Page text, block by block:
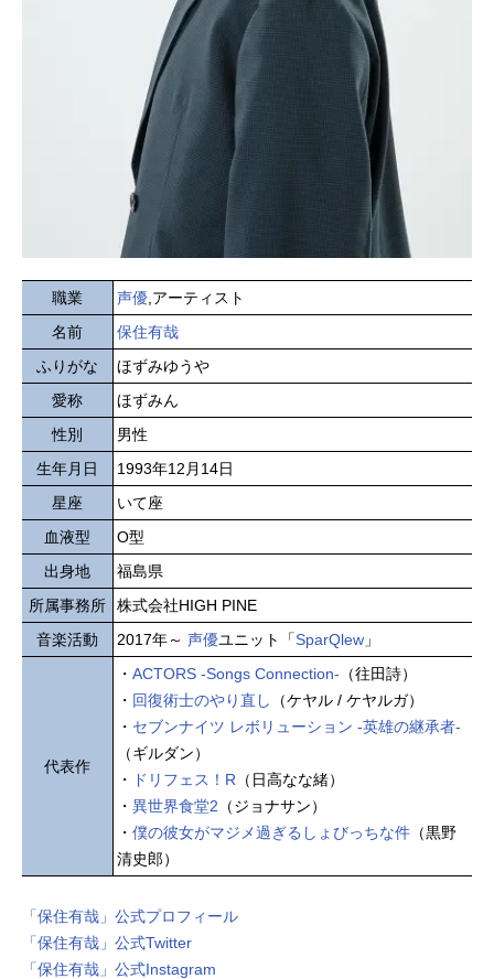
職業 声優 ,アーティスト
名前
保住有哉
ふりがな
ほずみゆうや
愛称
ほずみん
性別
男性
生年月日
1993年12月14日
星座
いて座
血液型
O型
出身地
福島県
所属事務所
株式会社HIGH PINE
音楽活動
2017年～ 声優ユニット「SparQlew 」
代表作
・ ACTORS -Songs Connection- （往田詩）
・ 回復術士のやり直し
（ケヤル / ケヤルガ）
・ セブンナイツ レボリューション -英雄の継承者-
（ギルダン）
・
ドリフェス！R （日高なな緒）
・ 異世界食堂2 （ジョナサン）
・ 僕の彼女がマジメ過ぎるしょびっちな件 （黒野
清史郎）
「保住有哉」公式プロフィール
「保住有哉」公式Twitter
「保住有哉」公式Instagram